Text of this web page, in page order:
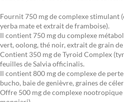
Fournit 750 mg de complexe stimulant
yerba mate et extrait de framboise).
Il contient 750 mg du complexe
vert, oolong, thé noir, extrait de grain
Contient 350 mg de Tyroid Complex
feuilles de Salvia officinalis.
Il contient 800 mg de complexe de
bucho, baie de genièvre, graines de
Offre 500 mg de complexe